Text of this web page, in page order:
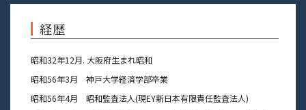
経歴
昭和32年12月. 大阪府生まれ昭和
昭和56年3月 神戸大学経済学部卒業
昭和56年4月 昭和監査法人(現EY新日本有限責任監査法人)